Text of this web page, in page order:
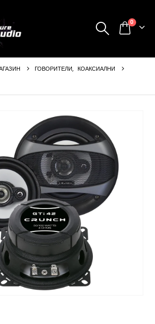
0
ГОВОРИТЕЛИ, КОАКСИАЛНИ